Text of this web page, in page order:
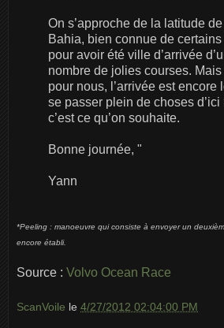
On s’approche de la latitude
Bahia, bien connue de certains
pour avoir été ville d’arrivée
nombre de jolies courses. Mais
pour nous, l’arrivée est encore
se passer plein de choses d’ici
c’est ce qu’on souhaite.
Bonne journée, "
Yann
*Peeling : manoeuvre qui consiste à envoyer un
encore établi.
Source : Volvo Ocean Race
ScanVoile le 4/27/2012 02:04:00 PM